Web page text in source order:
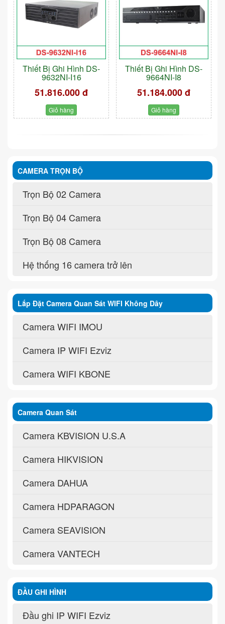
Thiết Bị Ghi Hình DS-
9632NI-I16
51.816.000 đ
Giỏ hàng
Thiết Bị Ghi Hình DS-
9664NI-I8
51.184.000 đ
Giỏ hàng
CAMERA TRỌN BỘ
Trọn Bộ 02 Camera
Trọn Bộ 04 Camera
Trọn Bộ 08 Camera
Hệ thống 16 camera trở lên
Lắp Đặt Camera Quan Sát WIFI Không Dây
Camera WIFI IMOU
Camera IP WIFI Ezviz
Camera WIFI KBONE
Camera Quan Sát
Camera KBVISION U.S.A
Camera HIKVISION
Camera DAHUA
Camera HDPARAGON
Camera SEAVISION
Camera VANTECH
ĐẦU GHI HÌNH
Đầu ghi IP WIFI Ezviz